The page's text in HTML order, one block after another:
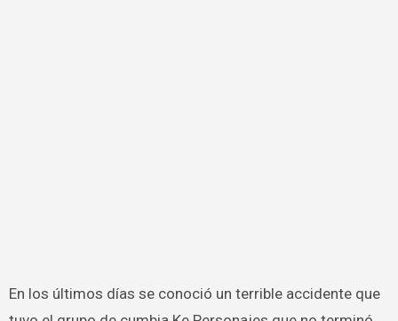
En los últimos días se conoció un terrible accidente que